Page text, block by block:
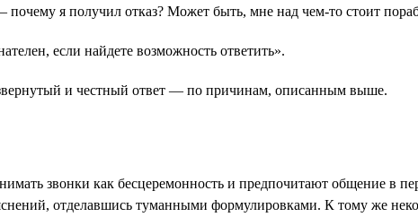
я получил отказ? Может быть, мне над чем-то стоит
если найдете возможность ответить».
и честный ответ — по причинам, описанным выше.
звонки как бесцеремонность и предпочитают общение в
отделавшись туманными формулировками. К тому же